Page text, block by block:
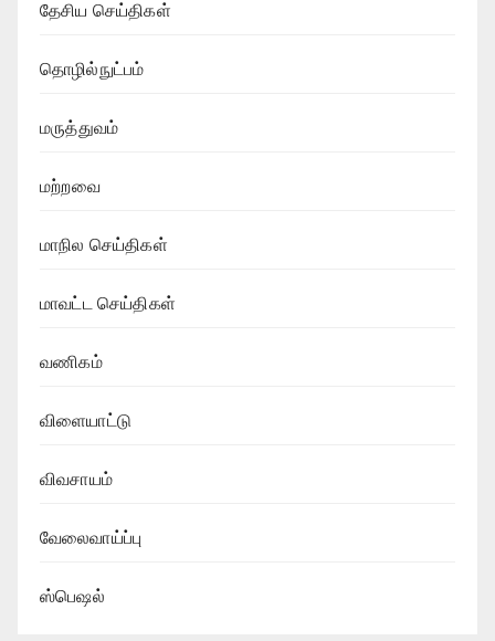
தேசிய செய்திகள்
தொழில்நுட்பம்
மருத்துவம்
மற்றவை
மாநில செய்திகள்
மாவட்ட செய்திகள்
வணிகம்
விளையாட்டு
விவசாயம்
வேலைவாய்ப்பு
ஸ்பெஷல்